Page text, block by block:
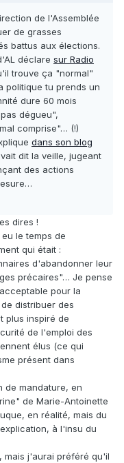
de l'Assemblée
de grasses
battus aux élections.
déclare sur Radio
trouve ça "normal"
politique tu prends un
dure 60 mois
dégueu",
comprise"… (!)
dans son blog
dit la veille, jugeant
des actions
dires !
le temps de
qui était :
d'abandonner leur
précaires"… Je pense
pour la
distribuer des
plus inspiré de
de l'emploi des
élus (ce qui
présent dans
de mandature, en
de Marie-Antoinette
en réalité, mais du
à l'insu du
mais j'aurai préféré qu'il